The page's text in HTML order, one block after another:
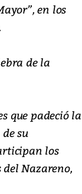
en los
de la
que padeció la
su
los
Nazareno,